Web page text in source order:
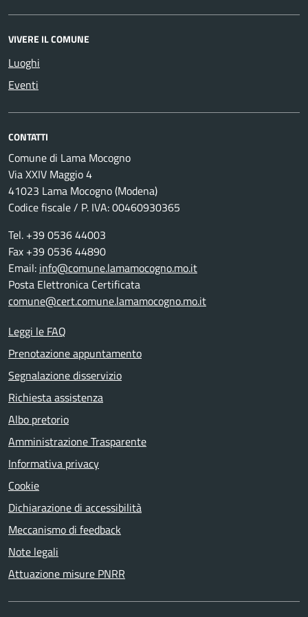
VIVERE IL COMUNE
Luoghi
Eventi
CONTATTI
Comune di Lama Mocogno
Via XXIV Maggio 4
41023 Lama Mocogno (Modena)
Codice fiscale / P. IVA: 00460930365
Tel. +39 0536 44003
Fax +39 0536 44890
Email: info@comune.lamamocogno.mo.it
Posta Elettronica Certificata
comune@cert.comune.lamamocogno.mo.it
Leggi le FAQ
Prenotazione appuntamento
Segnalazione disservizio
Richiesta assistenza
Albo pretorio
Amministrazione Trasparente
Informativa privacy
Cookie
Dichiarazione di accessibilità
Meccanismo di feedback
Note legali
Attuazione misure PNRR